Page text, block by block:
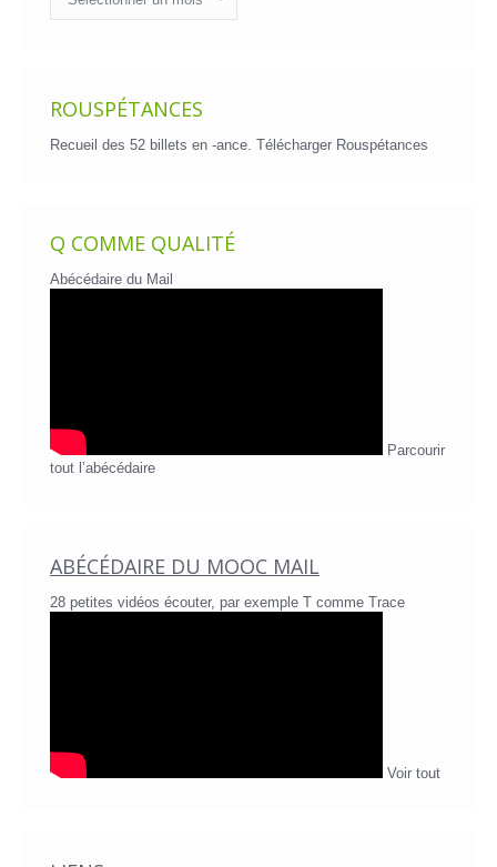
des
billets
ROUSPÉTANCES
Recueil des 52 billets en -ance. Télécharger Rouspétances
Q COMME QUALITÉ
Abécédaire du Mail
Parcourir
tout l’abécédaire
ABÉCÉDAIRE DU MOOC MAIL
28 petites vidéos écouter, par exemple T comme Trace
Voir tout